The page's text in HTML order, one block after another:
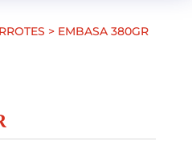
> EMBASA 380GR